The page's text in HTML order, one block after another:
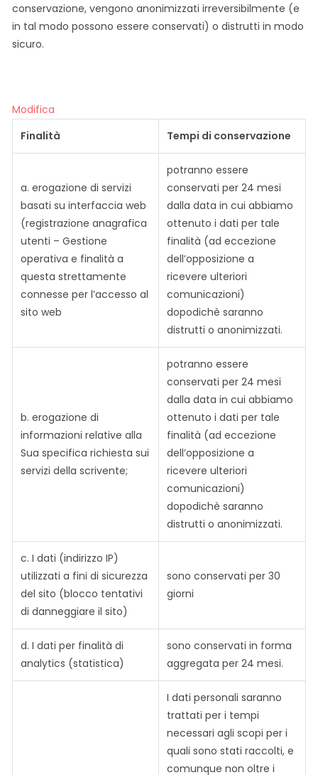
conservazione, vengono anonimizzati irreversibilmente (e
in tal modo possono essere conservati) o distrutti in modo
sicuro.
Modifica
Finalità
Tempi di conservazione
a. erogazione di servizi
basati su interfaccia web
(registrazione anagrafica
utenti – Gestione
operativa e finalità a
questa strettamente
connesse per l’accesso al
sito web
potranno essere
conservati per 24 mesi
dalla data in cui abbiamo
ottenuto i dati per tale
finalità (ad eccezione
dell’opposizione a
ricevere ulteriori
comunicazioni)
dopodichè saranno
distrutti o anonimizzati.
b. erogazione di
informazioni relative alla
Sua specifica richiesta sui
servizi della scrivente;
potranno essere
conservati per 24 mesi
dalla data in cui abbiamo
ottenuto i dati per tale
finalità (ad eccezione
dell’opposizione a
ricevere ulteriori
comunicazioni)
dopodichè saranno
distrutti o anonimizzati.
c. I dati (indirizzo IP)
utilizzati a fini di sicurezza
del sito (blocco tentativi
di danneggiare il sito)
sono conservati per 30
giorni
d. I dati per finalità di
analytics (statistica)
sono conservati in forma
aggregata per 24 mesi.
I dati personali saranno
trattati per i tempi
necessari agli scopi per i
quali sono stati raccolti, e
comunque non oltre i